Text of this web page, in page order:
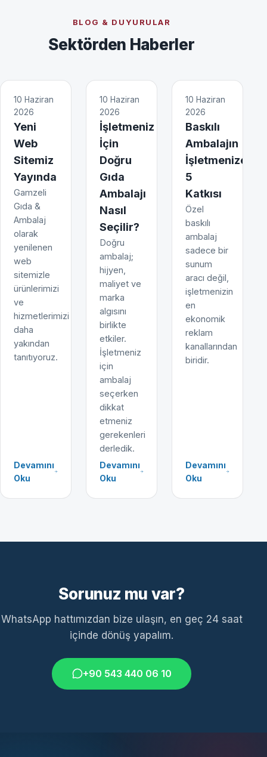
BLOG & DUYURULAR
Sektörden Haberler
10 Haziran
2026
Yeni
Web
Sitemiz
Yayında
Gamzeli
Gıda &
Ambalaj
olarak
yenilenen
web
sitemizle
ürünlerimizi
ve
hizmetlerimizi
daha
yakından
tanıtıyoruz.
Devamını
Oku
10 Haziran
2026
İşletmeniz
İçin
Doğru
Gıda
Ambalajı
Nasıl
Seçilir?
Doğru
ambalaj;
hijyen,
maliyet ve
marka
algısını
birlikte
etkiler.
İşletmeniz
için
ambalaj
seçerken
dikkat
etmeniz
gerekenleri
derledik.
Devamını
Oku
10 Haziran
2026
Baskılı
Ambalajın
İşletmenize
5
Katkısı
Özel
baskılı
ambalaj
sadece bir
sunum
aracı değil,
işletmenizin
en
ekonomik
reklam
kanallarından
biridir.
Devamını
Oku
Sorunuz mu var?
WhatsApp hattımızdan bize ulaşın, en geç 24 saat
içinde dönüş yapalım.
+90 543 440 06 10